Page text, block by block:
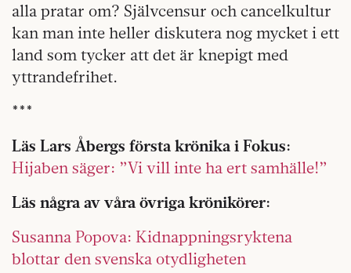
alla pratar om? Självcensur och cancelkultur
kan man inte heller diskutera nog mycket i ett
land som tycker att det är knepigt med
yttrandefrihet.
***
Läs Lars Åbergs första krönika i Fokus:
Hijaben säger: ”Vi vill inte ha ert samhälle!”
Läs några av våra övriga krönikörer:
Susanna Popova: Kidnappningsryktena
blottar den svenska otydligheten